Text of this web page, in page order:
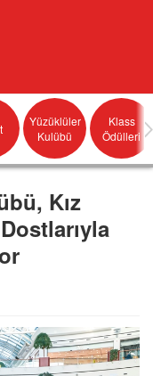
Yüzüklüler
Kulübü
Klass
Ödülleri
Kız